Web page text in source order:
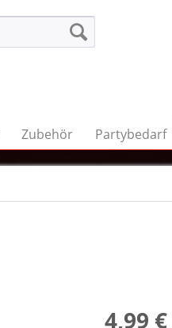
Zubehör Partybedarf
4,99